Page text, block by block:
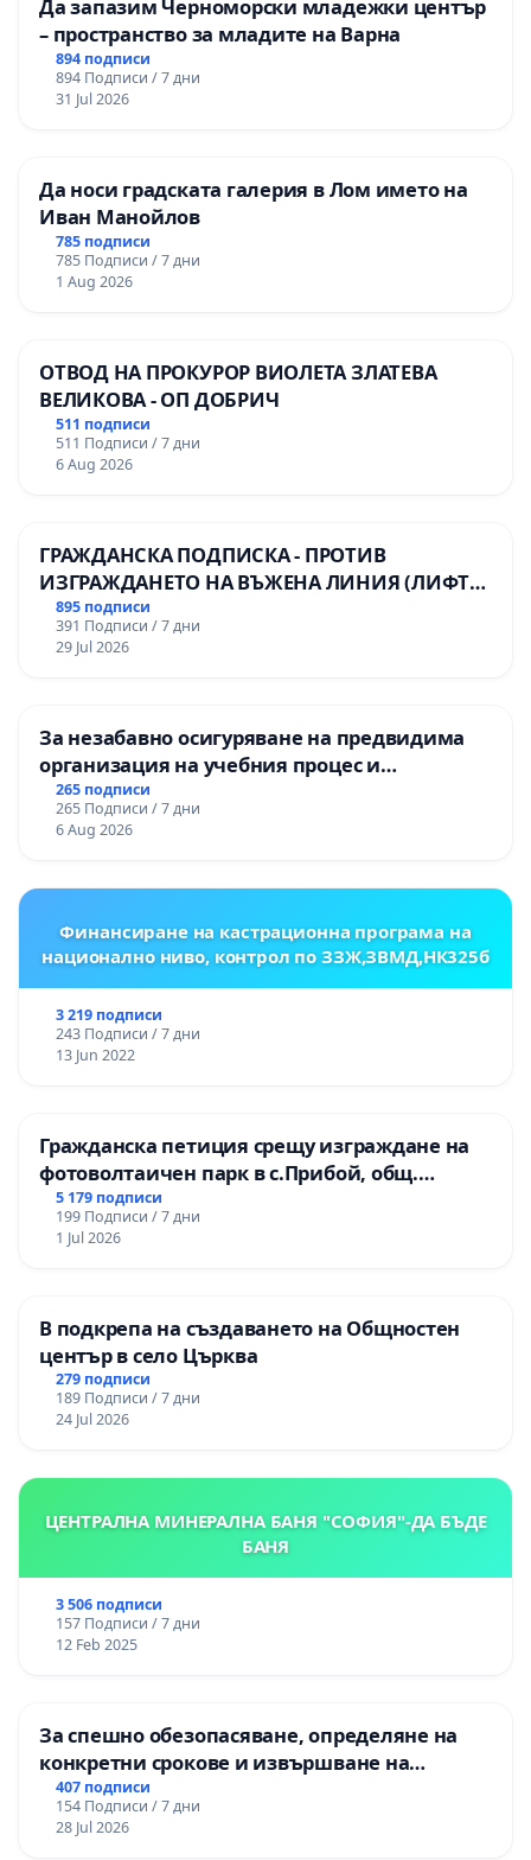
Да запазим Черноморски младежки център
– пространство за младите на Варна
894 подписи
894 Подписи / 7 дни
31 Jul 2026
Да носи градската галерия в Лом името на
Иван Манойлов
785 подписи
785 Подписи / 7 дни
1 Aug 2026
ОТВОД НА ПРОКУРОР ВИОЛЕТА ЗЛАТЕВА
ВЕЛИКОВА - ОП ДОБРИЧ
511 подписи
511 Подписи / 7 дни
6 Aug 2026
ГРАЖДАНСКА ПОДПИСКА - ПРОТИВ
ИЗГРАЖДАНЕТО НА ВЪЖЕНА ЛИНИЯ (ЛИФТ)
НА ТЕРИТОРИЯТА НА ПРИРОДНА
ЗАБЕЛЕЖИТЕЛНОСТ „ХЪЛМ НА
ОСВОБОДИТЕЛИТЕ“ (БУНАРДЖИК)
895 подписи
391 Подписи / 7 дни
29 Jul 2026
За незабавно осигуряване на предвидима
организация на учебния процес и
гарантиране на правото на равнопоставено
и качествено образование на учениците от
ОУ „Княз Александър I“ и Хуманитарна
265 подписи
265 Подписи / 7 дни
6 Aug 2026
Финансиране на кастрационна програма на
национално ниво, контрол по ЗЗЖ,ЗВМД,НК325б
3 219 подписи
243 Подписи / 7 дни
13 Jun 2022
Гражданска петиция срещу изграждане на
фотоволтаичен парк в с.Прибой, общ.
Радомир
5 179 подписи
199 Подписи / 7 дни
1 Jul 2026
В подкрепа на създаването на Общностен
център в село Църква
279 подписи
189 Подписи / 7 дни
24 Jul 2026
ЦЕНТРАЛНА МИНЕРАЛНА БАНЯ "СОФИЯ"-ДА БЪДЕ
БАНЯ
3 506 подписи
157 Подписи / 7 дни
12 Feb 2025
За спешно обезопасяване, определяне на
конкретни срокове и извършване на
цялостна рехабилитация на
републиканския път между пътен възел АМ
„Тракия“ - гр. Ихтиман - с. Мирово - к.к.
407 подписи
154 Подписи / 7 дни
28 Jul 2026